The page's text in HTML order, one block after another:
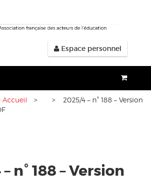
Espace personnel
Accueil >
> 2025/4 – n° 188 – Version
n° 188 – Version